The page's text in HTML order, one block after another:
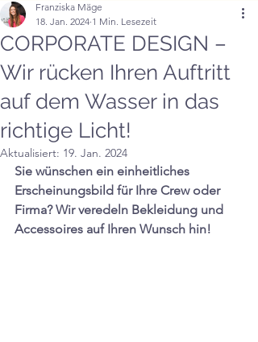
CORPORATE DESIGN –
Wir rücken Ihren Auftritt
auf dem Wasser in das
richtige Licht!
Franziska Mäge
18. Jan. 2024 1 Min. Lesezeit
Aktualisiert: 19. Jan. 2024
Sie wünschen ein einheitliches
Erscheinungsbild für Ihre Crew oder
Firma? Wir veredeln Bekleidung und
Accessoires auf Ihren Wunsch hin!